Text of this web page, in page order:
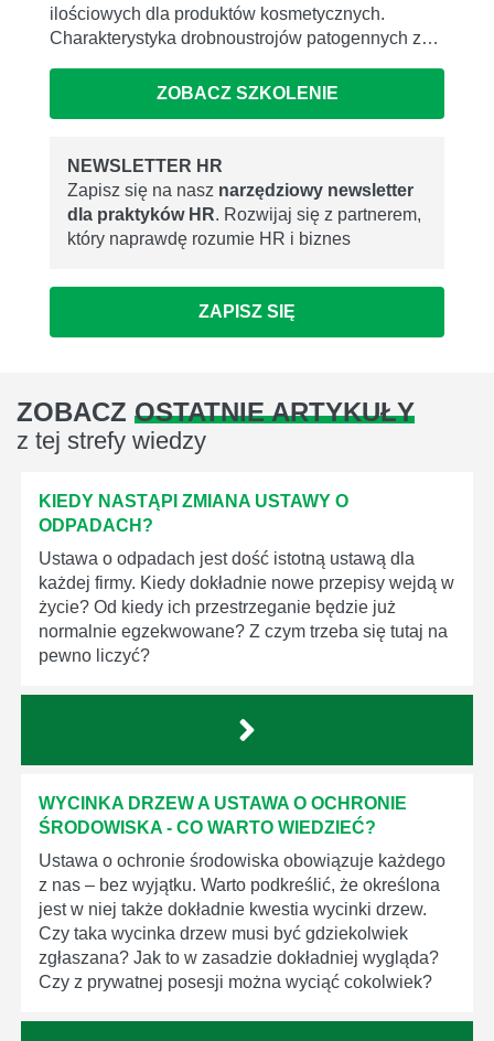
ilościowych dla produktów kosmetycznych.
Charakterystyka drobnoustrojów patogennych z…
ZOBACZ SZKOLENIE
NEWSLETTER HR
Zapisz się na nasz narzędziowy newsletter
dla praktyków HR. Rozwijaj się z partnerem,
który naprawdę rozumie HR i biznes
ZAPISZ SIĘ
ZOBACZ OSTATNIE ARTYKUŁY
z tej strefy wiedzy
KIEDY NASTĄPI ZMIANA USTAWY O
ODPADACH?
Ustawa o odpadach jest dość istotną ustawą dla
każdej firmy. Kiedy dokładnie nowe przepisy wejdą w
życie? Od kiedy ich przestrzeganie będzie już
normalnie egzekwowane? Z czym trzeba się tutaj na
pewno liczyć?
WYCINKA DRZEW A USTAWA O OCHRONIE
ŚRODOWISKA - CO WARTO WIEDZIEĆ?
Ustawa o ochronie środowiska obowiązuje każdego
z nas – bez wyjątku. Warto podkreślić, że określona
jest w niej także dokładnie kwestia wycinki drzew.
Czy taka wycinka drzew musi być gdziekolwiek
zgłaszana? Jak to w zasadzie dokładniej wygląda?
Czy z prywatnej posesji można wyciąć cokolwiek?